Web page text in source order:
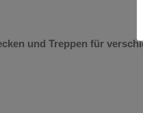
und Treppen für